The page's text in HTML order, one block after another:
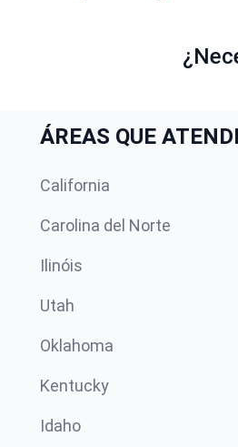
ÁREAS QUE
California
Carolina del Norte
Ilinóis
Utah
Oklahoma
Kentucky
Idaho